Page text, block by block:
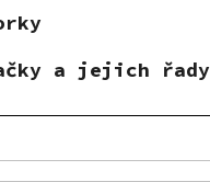
a jejich řady